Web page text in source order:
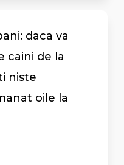
daca va
caini de la
niste
oile la